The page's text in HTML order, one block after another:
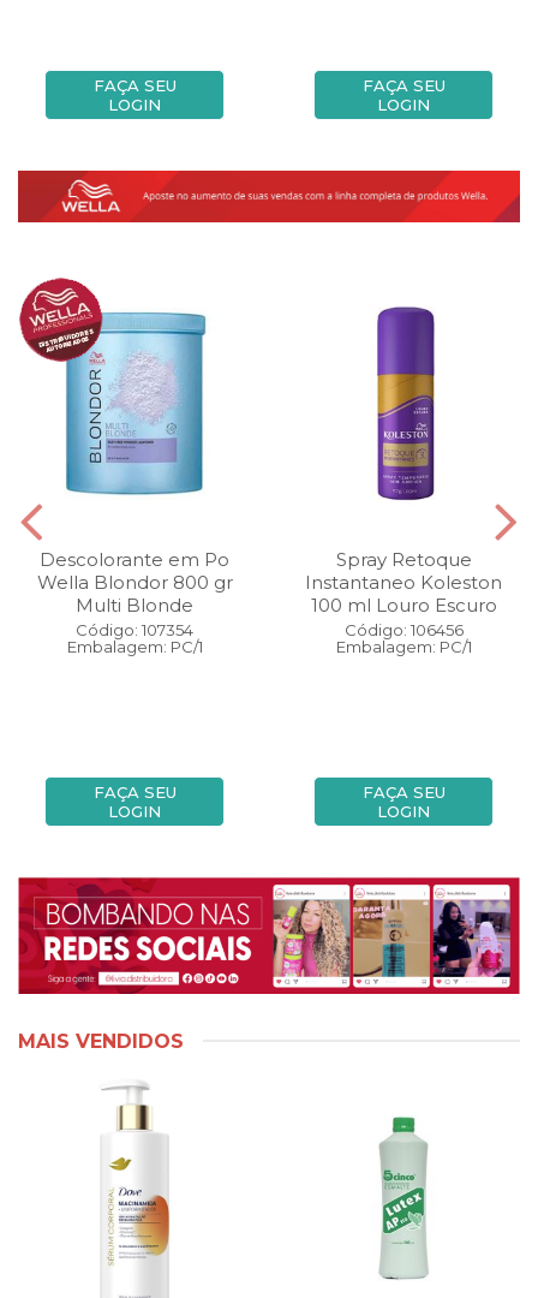
FAÇA SEU
LOGIN
FAÇA SEU
LOGIN
Descolorante em Po
Wella Blondor 800 gr
Multi Blonde
Código: 107354
Embalagem: PC/1
FAÇA SEU
LOGIN
Spray Retoque
Instantaneo Koleston
100 ml Louro Escuro
Código: 106456
Embalagem: PC/1
FAÇA SEU
LOGIN
MAIS VENDIDOS